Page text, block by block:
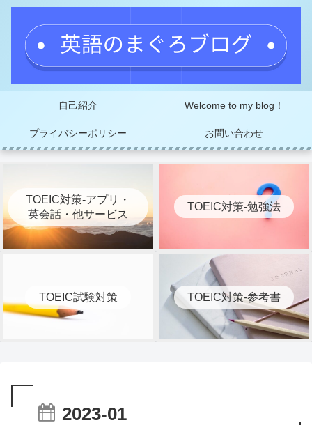
自己紹介 Welcome to my blog！
プライバシーポリシー お問い合わせ
TOEIC対策-アプリ・
英会話・他サービス
TOEIC対策-勉強法
TOEIC試験対策 TOEIC対策-参考書
2023-01